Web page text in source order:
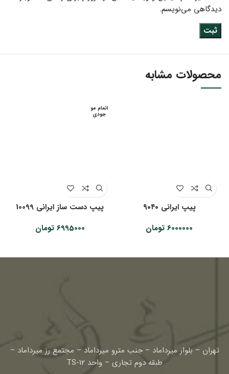
دیدگاهی می‌نویسم.
محصولات مشابه
پیپ ایرانی ۹۰۴۰
6000000 تومان
اتمام مو
جودی
پیپ دست ساز ایرانی 10099
6995000 تومان
تهران – بلوار میرداماد – جنب مترو میرداماد – مجتمع رز میرداماد –
طبقه دوم تجاری – واحد TS-12